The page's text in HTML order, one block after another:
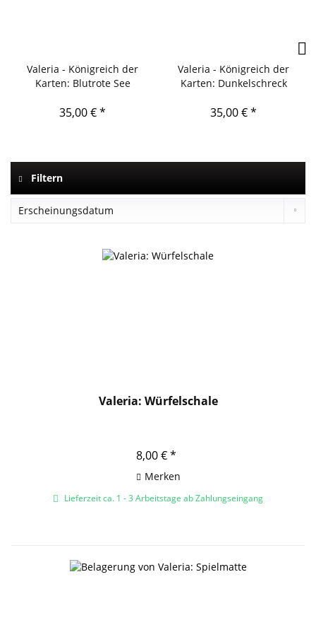
Valeria - Königreich der
Karten: Blutrote See
35,00 € *
Valeria - Königreich der
Karten: Dunkelschreck
35,00 € *
Filtern
Valeria: Würfelschale
8,00 € *
Merken
Lieferzeit ca. 1 - 3 Arbeitstage ab Zahlungseingang